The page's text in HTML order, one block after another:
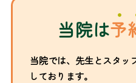
当院は予
当院では、先生とスタッ
しております。